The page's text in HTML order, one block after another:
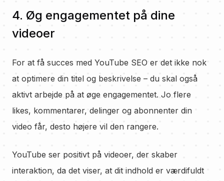
4. Øg engagementet på dine
videoer
For at få succes med YouTube SEO er det ikke nok
at optimere din titel og beskrivelse – du skal også
aktivt arbejde på at øge engagementet. Jo flere
likes, kommentarer, delinger og abonnenter din
video får, desto højere vil den rangere.
YouTube ser positivt på videoer, der skaber
interaktion, da det viser, at dit indhold er værdifuldt